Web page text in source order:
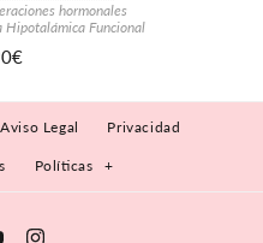
hormonales
Hipotalámica Funcional
Aviso Legal Privacidad
Políticas +